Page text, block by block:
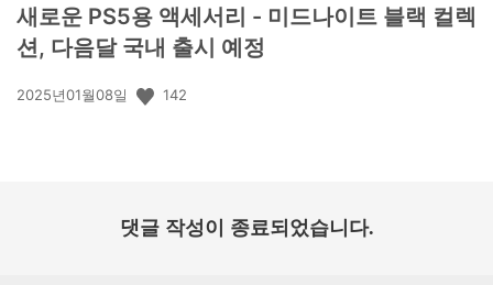
새로운 PS5용 액세서리 - 미드나이트 블랙 컬렉
션, 다음달 국내 출시 예정
공
2025년01월08일 142
댓글 작성이 종료되었습니다.